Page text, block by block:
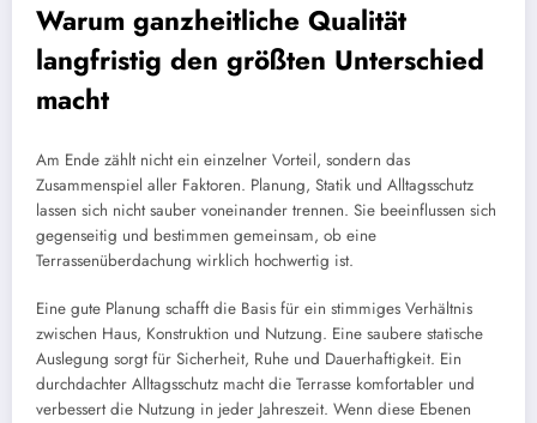
Warum ganzheitliche Qualität
langfristig den größten Unterschied
macht
Am Ende zählt nicht ein einzelner Vorteil, sondern das
Zusammenspiel aller Faktoren. Planung, Statik und Alltagsschutz
lassen sich nicht sauber voneinander trennen. Sie beeinflussen sich
gegenseitig und bestimmen gemeinsam, ob eine
Terrassenüberdachung wirklich hochwertig ist.
Eine gute Planung schafft die Basis für ein stimmiges Verhältnis
zwischen Haus, Konstruktion und Nutzung. Eine saubere statische
Auslegung sorgt für Sicherheit, Ruhe und Dauerhaftigkeit. Ein
durchdachter Alltagsschutz macht die Terrasse komfortabler und
verbessert die Nutzung in jeder Jahreszeit. Wenn diese Ebenen